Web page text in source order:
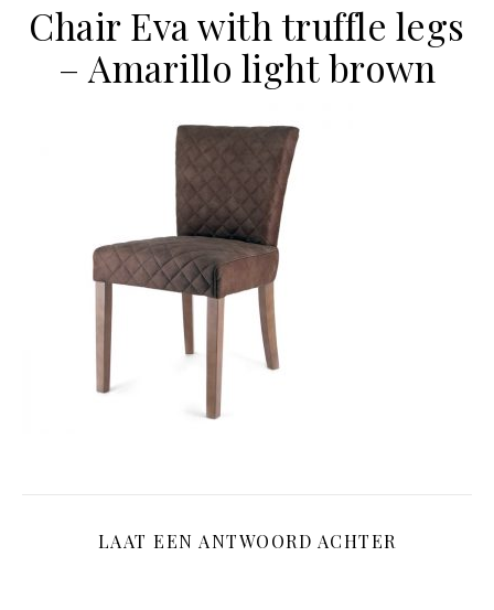
Chair Eva with truffle legs
– Amarillo light brown
LAAT EEN ANTWOORD ACHTER